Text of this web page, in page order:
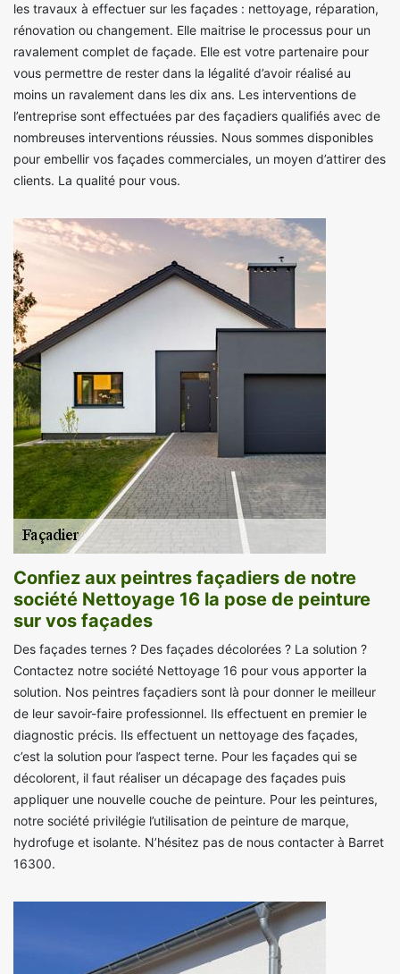
les travaux à effectuer sur les façades : nettoyage, réparation,
rénovation ou changement. Elle maitrise le processus pour un
ravalement complet de façade. Elle est votre partenaire pour
vous permettre de rester dans la légalité d’avoir réalisé au
moins un ravalement dans les dix ans. Les interventions de
l’entreprise sont effectuées par des façadiers qualifiés avec de
nombreuses interventions réussies. Nous sommes disponibles
pour embellir vos façades commerciales, un moyen d’attirer des
clients. La qualité pour vous.
Confiez aux peintres façadiers de notre
société Nettoyage 16 la pose de peinture
sur vos façades
Des façades ternes ? Des façades décolorées ? La solution ?
Contactez notre société Nettoyage 16 pour vous apporter la
solution. Nos peintres façadiers sont là pour donner le meilleur
de leur savoir-faire professionnel. Ils effectuent en premier le
diagnostic précis. Ils effectuent un nettoyage des façades,
c’est la solution pour l’aspect terne. Pour les façades qui se
décolorent, il faut réaliser un décapage des façades puis
appliquer une nouvelle couche de peinture. Pour les peintures,
notre société privilégie l’utilisation de peinture de marque,
hydrofuge et isolante. N’hésitez pas de nous contacter à Barret
16300.